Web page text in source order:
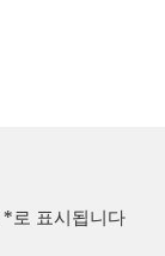
*로 표시됩니다